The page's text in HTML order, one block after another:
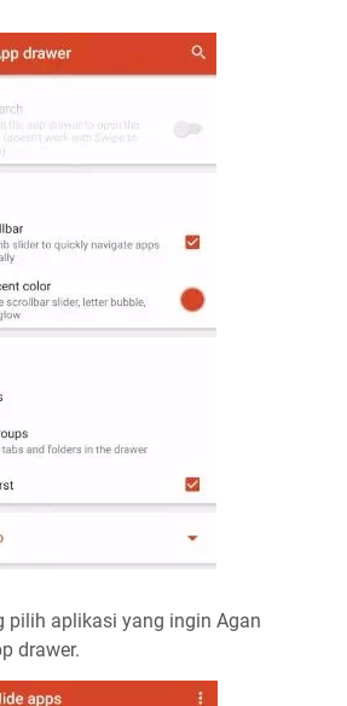
pilih aplikasi yang ingin Agan
drawer.